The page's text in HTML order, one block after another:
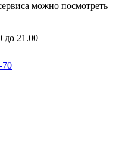
можно посмотреть
до 21.00
70